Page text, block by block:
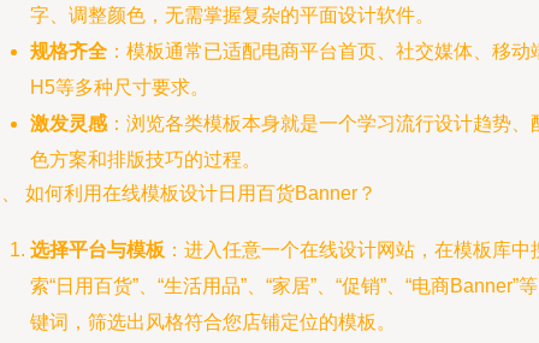
字、调整颜色，无需掌握复杂的平面设计软件。
规格齐全 ：模板通常已适配电商平台首页、社交媒体、移动
H5等多种尺寸要求。
激发灵感 ：浏览各类模板本身就是一个学习流行设计趋势、
色方案和排版技巧的过程。
如何利用在线模板设计日用百货Banner？
选择平台与模板 ：进入任意一个在线设计网站，在模板库中
索“日用百货”、“生活用品”、“家居”、“促销”、“电商Banner”
键词，筛选出风格符合您店铺定位的模板。